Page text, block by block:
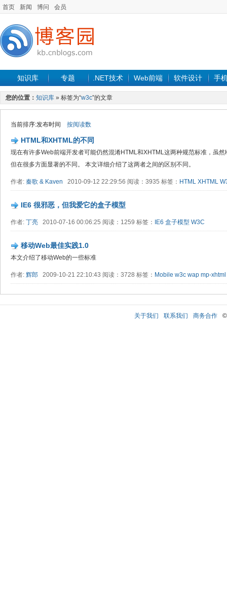
首页 新闻 博问 会员
知识库 专题 .NET技术 Web前端 软件设计 手
您的位置： 知识库 » 标签为“w3c”的文章
当前排序:发布时间 按阅读数
HTML和XHTML的不同
现在有许多Web前端开发者可能仍然混淆HTML和XHTML这两种规范标准，虽
但在很多方面显著的不同。 本文详细介绍了这两者之间的区别不同。
作者: 秦歌 & Kaven 2010-09-12 22:29:56 阅读：3935 标签： HTML XHTML
IE6 很邪恶，但我爱它的盒子模型
作者: 丁亮 2010-07-16 00:06:25 阅读：1259 标签： IE6 盒子模型 W3C
移动Web最佳实践1.0
本文介绍了移动Web的一些标准
作者: 辉郎 2009-10-21 22:10:43 阅读：3728 标签： Mobile w3c wap mp-xhtml
关于我们 联系我们 商务合作